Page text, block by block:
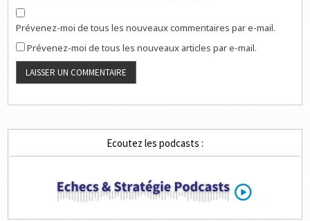
Prévenez-moi de tous les nouveaux commentaires par e-mail.
Prévenez-moi de tous les nouveaux articles par e-mail.
Ecoutez les podcasts :